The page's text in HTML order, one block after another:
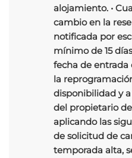
alojamiento. •
cambio en la
notificada por
mínimo de 15
fecha de
la
disponibilidad y
del propietario
aplicando las
de solicitud de
temporada alta,